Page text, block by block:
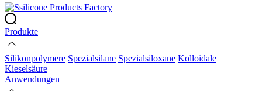
Produkte
Silikonpolymere Spezialsilane Spezialsiloxane Kolloidale
Kieselsäure
Anwendungen